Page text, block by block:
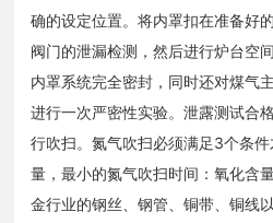
确的设定位置。将内罩扣在准备好
阀门的泄漏检测，然后进行炉台空
内罩系统完全密封，同时还对煤气
进行一次严密性实验。泄露测试合
行吹扫。氮气吹扫必须满足3个条
量，最小的氮气吹扫时间：氧化含
金行业的钢丝、钢管、铜带、铜线